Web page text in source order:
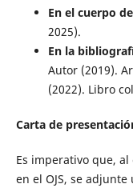
En el cuerpo
2025).
En la
Autor (2019).
(2022). Libro
Carta de
Es imperativo que,
en el OJS, se